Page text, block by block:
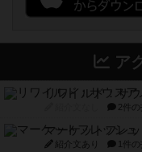
ア
リワイルド：サ
2件の
マーケットフレッ
紹介文あり 1件